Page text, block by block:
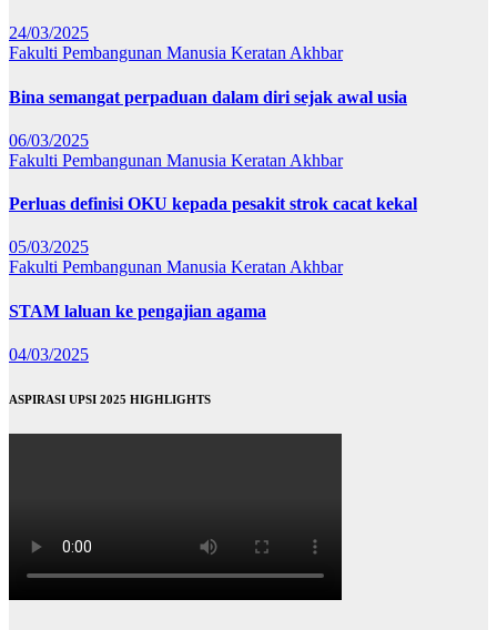
24/03/2025
Fakulti Pembangunan Manusia Keratan Akhbar
Bina semangat perpaduan dalam diri sejak awal usia
06/03/2025
Fakulti Pembangunan Manusia Keratan Akhbar
Perluas definisi OKU kepada pesakit strok cacat kekal
05/03/2025
Fakulti Pembangunan Manusia Keratan Akhbar
STAM laluan ke pengajian agama
04/03/2025
ASPIRASI UPSI 2025 HIGHLIGHTS